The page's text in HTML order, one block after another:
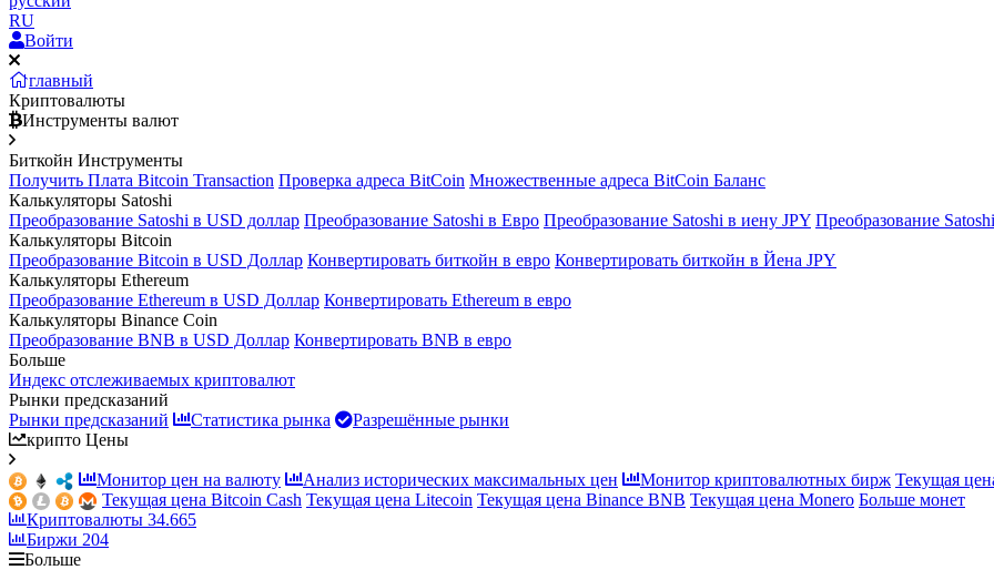
RU
Войти
главный
Криптовалюты
Инструменты валют
Биткойн Инструменты
Получить Плата Bitcoin Transaction Проверка адреса BitCoin Множественные адреса BitCoin Баланс
Калькуляторы Satoshi
Преобразование Satoshi в USD доллар Преобразование Satoshi в Евро Преобразование Satoshi в иену JPY Преобразование
Калькуляторы Bitcoin
Преобразование Bitcoin в USD Доллар Конвертировать биткойн в евро Конвертировать биткойн в Йена JPY
Калькуляторы Ethereum
Преобразование Ethereum в USD Доллар Конвертировать Ethereum в евро
Калькуляторы Binance Coin
Преобразование BNB в USD Доллар Конвертировать BNB в евро
Больше
Индекс отслеживаемых криптовалют
Рынки предсказаний
Рынки предсказаний
Статистика рынка
Разрешённые рынки
крипто Цены
Монитор цен на валюту Анализ исторических максимальных цен Монитор криптовалютных бирж Текущая
Текущая цена Bitcoin Cash Текущая цена Litecoin Текущая цена Binance BNB Текущая цена Monero Больше монет
Криптовалюты 34.665
Биржи 204
Больше